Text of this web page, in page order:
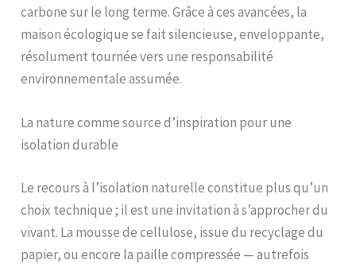
carbone sur le long terme. Grâce à ces avancées, la
maison écologique se fait silencieuse, enveloppante,
résolument tournée vers une responsabilité
environnementale assumée.
La nature comme source d’inspiration pour une
isolation durable
Le recours à l’isolation naturelle constitue plus qu’un
choix technique ; il est une invitation à s’approcher du
vivant. La mousse de cellulose, issue du recyclage du
papier, ou encore la paille compressée — autrefois